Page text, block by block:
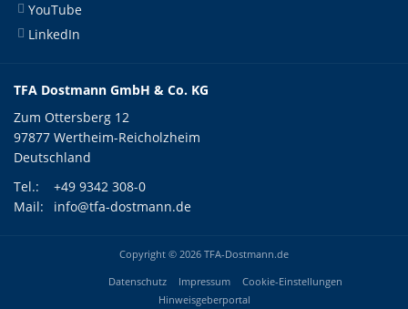
YouTube
LinkedIn
TFA Dostmann GmbH & Co. KG
Zum Ottersberg 12
97877 Wertheim-Reicholzheim
Deutschland
Tel.:
+49 9342 308-0
Mail:
info@tfa-dostmann.de
Copyright © 2026 TFA-Dostmann.de
Datenschutz Impressum
Cookie-Einstellungen
Hinweisgeberportal